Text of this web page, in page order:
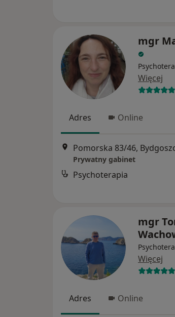
mgr
Więcej
Adres Online
Pomorska 83/46,
Prywatny gabinet
Psychoterapia
mgr
Więcej
Adres Online